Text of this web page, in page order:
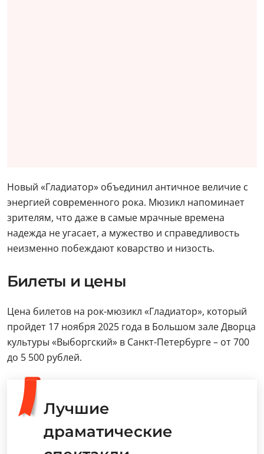
Новый «Гладиатор» объединил античное величие с
энергией современного рока. Мюзикл напоминает
зрителям, что даже в самые мрачные времена
надежда не угасает, а мужество и справедливость
неизменно побеждают коварство и низость.
Билеты и цены
Цена билетов на рок-мюзикл «Гладиатор», который
пройдет 17 ноября 2025 года в Большом зале Дворца
культуры «Выборгский» в Санкт-Петербурге – от 700
до 5 500 рублей.
Лучшие
драматические